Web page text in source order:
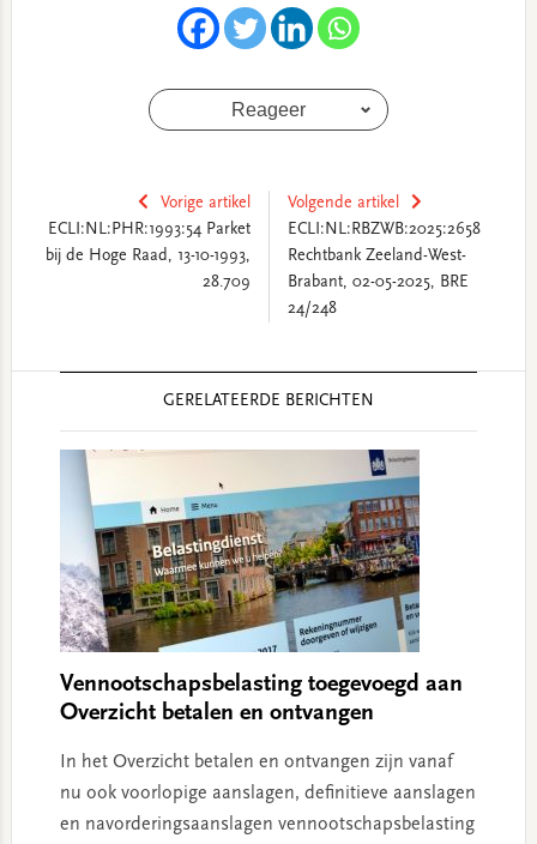
Reageer
Vorige artikel
ECLI:NL:PHR:1993:54 Parket
bij de Hoge Raad, 13-10-1993,
28.709
Volgende artikel
ECLI:NL:RBZWB:2025:2658
Rechtbank Zeeland-West-
Brabant, 02-05-2025, BRE
24/248
GERELATEERDE BERICHTEN
Vennootschapsbelasting toegevoegd aan
Overzicht betalen en ontvangen
In het Overzicht betalen en ontvangen zijn vanaf
nu ook voorlopige aanslagen, definitieve aanslagen
en navorderingsaanslagen vennootschapsbelasting